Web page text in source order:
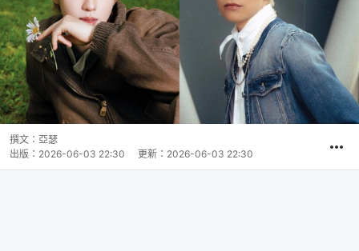
撰文： 亞瑟
出版： 2026-06-03 22:30 更新： 2026-06-03 22:30